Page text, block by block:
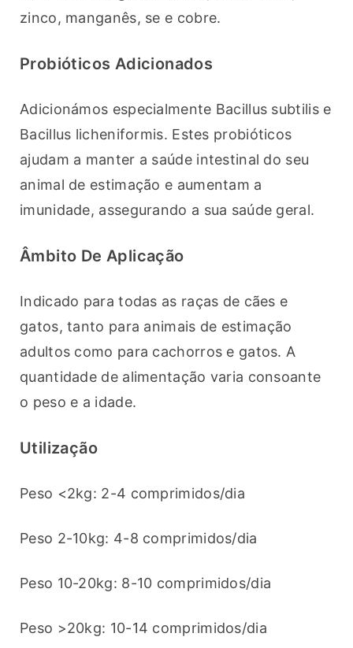
zinco, manganês, se e cobre.
Probióticos Adicionados
Adicionámos especialmente Bacillus subtilis e
Bacillus licheniformis. Estes probióticos
ajudam a manter a saúde intestinal do seu
animal de estimação e aumentam a
imunidade, assegurando a sua saúde geral.
Âmbito De Aplicação
Indicado para todas as raças de cães e
gatos, tanto para animais de estimação
adultos como para cachorros e gatos. A
quantidade de alimentação varia consoante
o peso e a idade.
Utilização
Peso <2kg: 2-4 comprimidos/dia
Peso 2-10kg: 4-8 comprimidos/dia
Peso 10-20kg: 8-10 comprimidos/dia
Peso >20kg: 10-14 comprimidos/dia